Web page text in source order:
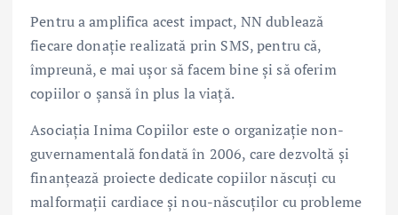
Pentru a amplifica acest impact, NN dublează
fiecare donație realizată prin SMS, pentru că,
împreună, e mai ușor să facem bine și să oferim
copiilor o șansă în plus la viață.
Asociația Inima Copiilor este o organizație non-
guvernamentală fondată în 2006, care dezvoltă și
finanțează proiecte dedicate copiilor născuți cu
malformații cardiace și nou-născuților cu probleme